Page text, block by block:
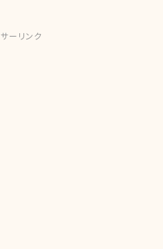
ーリンク